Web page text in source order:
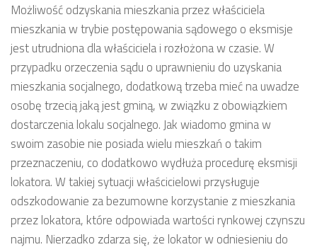
Możliwość odzyskania mieszkania przez właściciela
mieszkania w trybie postępowania sądowego o eksmisje
jest utrudniona dla właściciela i rozłożona w czasie. W
przypadku orzeczenia sądu o uprawnieniu do uzyskania
mieszkania socjalnego, dodatkową trzeba mieć na uwadze
osobę trzecią jaką jest gminą, w związku z obowiązkiem
dostarczenia lokalu socjalnego. Jak wiadomo gmina w
swoim zasobie nie posiada wielu mieszkań o takim
przeznaczeniu, co dodatkowo wydłuża procedurę eksmisji
lokatora. W takiej sytuacji właścicielowi przysługuje
odszkodowanie za bezumowne korzystanie z mieszkania
przez lokatora, które odpowiada wartości rynkowej czynszu
najmu. Nierzadko zdarza się, że lokator w odniesieniu do